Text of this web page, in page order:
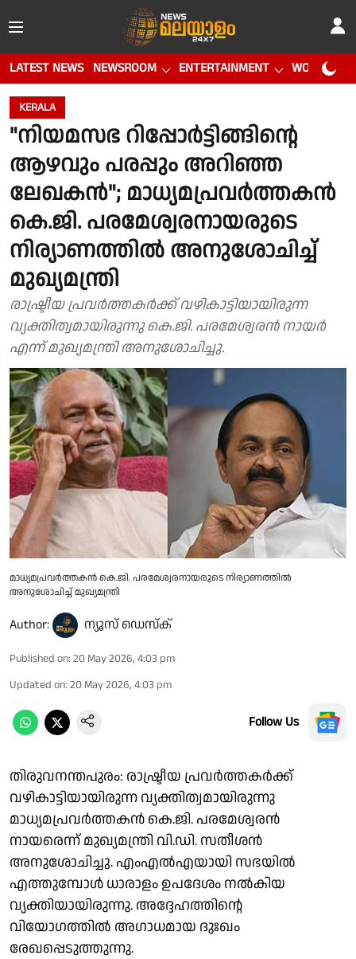
LATEST NEWS NEWSROOM ENTERTAINMENT WORLD CUP
KERALA
"നിയമസഭ റിപ്പോര്‍ട്ടിങ്ങിൻ്റെ
ആഴവും പരപ്പും അറിഞ്ഞ
ലേഖകൻ"; മാധ്യമപ്രവർത്തകൻ
കെ.ജി. പരമേശ്വരനായരുടെ
നിര്യാണത്തിൽ അനുശോചിച്ച്
മുഖ്യമന്ത്രി
രാഷ്ട്രീയ പ്രവർത്തകർക്ക് വഴികാട്ടിയായിരുന്ന
വ്യക്തിത്വമായിരുന്നു കെ.ജി. പരമേശ്വരന്‍ നായർ
എന്ന് മുഖ്യമന്ത്രി അനുശോചിച്ചു.
മാധ്യമപ്രവർത്തകൻ കെ.ജി. പരമേശ്വരനായരുടെ നിര്യാണത്തിൽ
അനുശോചിച്ച് മുഖ്യമന്ത്രി
Author: ന്യൂസ് ഡെസ്ക്
Published on: 20 May 2026, 4:03 pm
Updated on: 20 May 2026, 4:03 pm
Follow Us
തിരുവനന്തപുരം: രാഷ്ട്രീയ പ്രവർത്തകർക്ക്
വഴികാട്ടിയായിരുന്ന വ്യക്തിത്വമായിരുന്നു
മാധ്യമപ്രവർത്തകൻ കെ.ജി. പരമേശ്വരൻ
നായരെന്ന് മുഖ്യമന്ത്രി വി.ഡി. സതീശൻ
അനുശോചിച്ചു. എംഎൽഎയായി സഭയിൽ
എത്തുമ്പോൾ ധാരാളം ഉപദേശം നൽകിയ
വ്യക്തിയായിരുന്നു. അദ്ദേഹത്തിൻ്റെ
വിയോഗത്തിൽ അഗാധമായ ദുഃഖം
രേഖപ്പെടുത്തുന്നു.